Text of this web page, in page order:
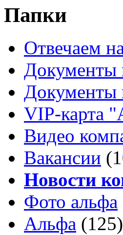
Папки
Отвечаем
Документы
Документы
VIP-карта
Видео
Вакансии
Новости
Фото альфа
Альфа (125)